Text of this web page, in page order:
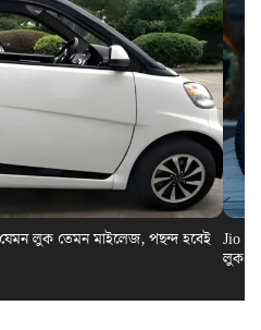
লুক তেমন মাইলেজ, পছন্দ হবেই Jio
লুক